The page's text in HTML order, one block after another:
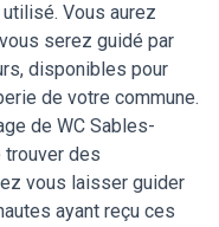
Vous aurez
serez guidé par
disponibles pour
de votre commune.
de WC Sables-
trouver des
vous laisser guider
ayant reçu ces